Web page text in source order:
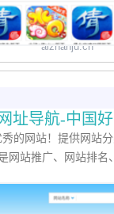
aizhanju.cn
址导航-中国
的网站！提供网站
网站推广、网站排名